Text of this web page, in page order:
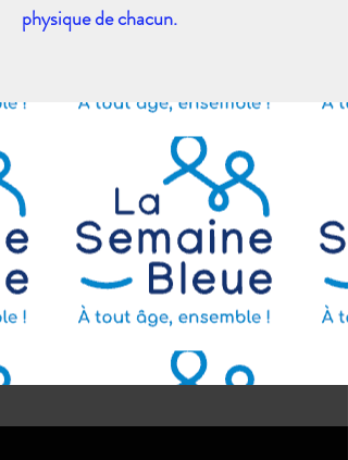
physique de chacun.